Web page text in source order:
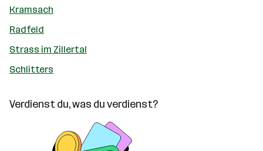
Kramsach
Radfeld
Strass im Zillertal
Schlitters
Verdienst du, was du verdienst?